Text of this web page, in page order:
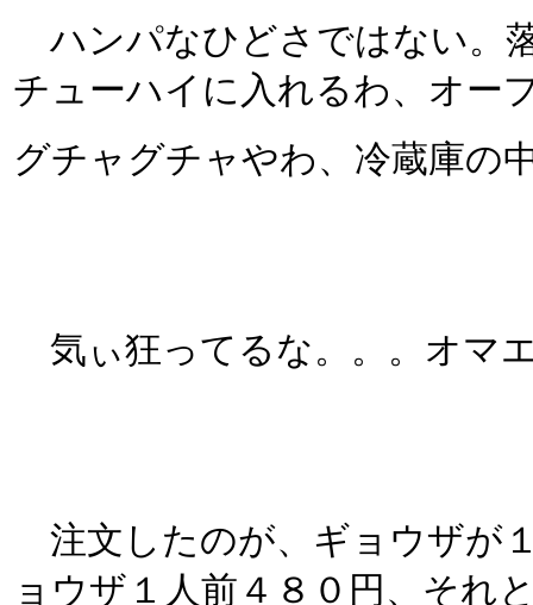
ハンパなひどさではない。
チューハイに入れるわ、オー
グチャグチャやわ、冷蔵庫の
気ぃ狂ってるな。。。オマ
注文したのが、ギョウザが
ョウザ１人前４８０円、それ